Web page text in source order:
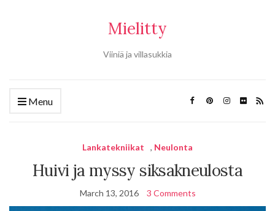
Mielitty
Viiniä ja villasukkia
Menu
Lankatekniikat , Neulonta
Huivi ja myssy siksakneulosta
March 13, 2016 3 Comments